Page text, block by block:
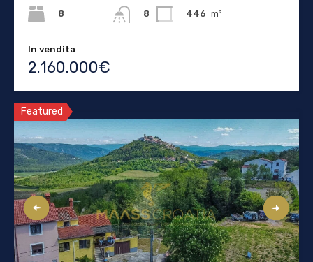
8
8
446 m²
In vendita
2.160.000€
Featured